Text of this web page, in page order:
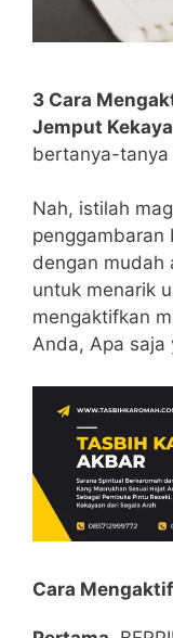
3 Cara
Jemput
bertanya-tanya
Nah, istilah
penggambaran
dengan mudah
untuk menarik
mengaktifkan
Anda, Apa saja
Cara